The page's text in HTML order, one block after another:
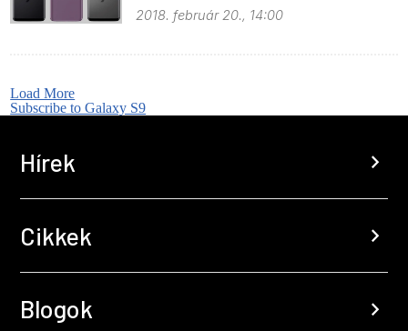
specifikációk?
2018. február 20., 14:00
Load More
Subscribe to Galaxy S9
Hírek chevron_right
Cikkek chevron_right
Blogok chevron_right